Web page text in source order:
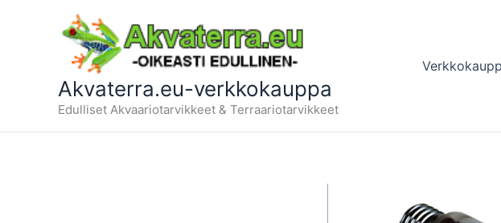
Akvaterra.eu-verkkokauppa
Edulliset Akvaariotarvikkeet & Terraariotarvikkeet